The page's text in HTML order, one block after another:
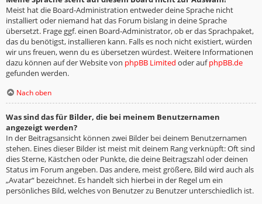
Meist hat die Board-Administration entweder deine Sprache nicht
installiert oder niemand hat das Forum bislang in deine Sprache
übersetzt. Frage ggf. einen Board-Administrator, ob er das Sprachpaket,
das du benötigst, installieren kann. Falls es noch nicht existiert, würden
wir uns freuen, wenn du es übersetzen würdest. Weitere Informationen
dazu können auf der Website von phpBB Limited oder aufphpBB.de
gefunden werden.
Nach oben
Was sind das für Bilder, die bei meinem Benutzernamen
angezeigt werden?
In der Beitragsansicht können zwei Bilder bei deinem Benutzernamen
stehen. Eines dieser Bilder ist meist mit deinem Rang verknüpft: Oft sind
dies Sterne, Kästchen oder Punkte, die deine Beitragszahl oder deinen
Status im Forum angeben. Das andere, meist größere, Bild wird auch als
„Avatar“ bezeichnet. Es handelt sich hierbei in der Regel um ein
persönliches Bild, welches von Benutzer zu Benutzer unterschiedlich ist.